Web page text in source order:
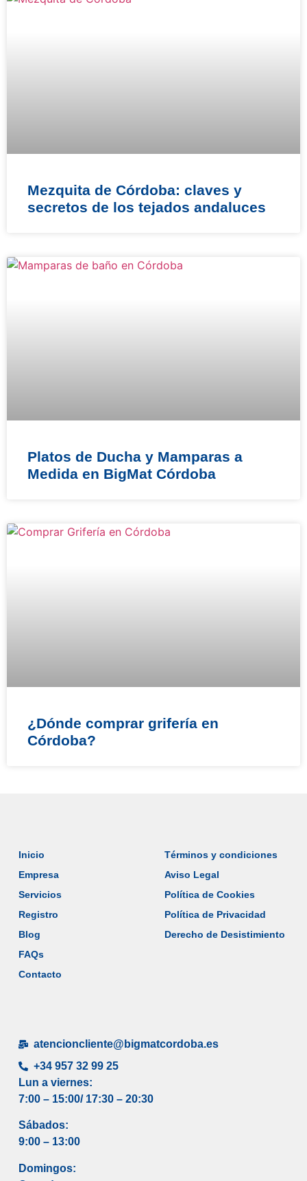
Mezquita de Córdoba: claves y
secretos de los tejados andaluces
Platos de Ducha y Mamparas a
Medida en BigMat Córdoba
¿Dónde comprar grifería en
Córdoba?
Inicio
Empresa
Servicios
Registro
Blog
FAQs
Contacto
Términos y condiciones
Aviso Legal
Política de Cookies
Política de Privacidad
Derecho de Desistimiento
atencioncliente@bigmatcordoba.es
+34 957 32 99 25
Lun a viernes:
7:00 – 15:00/ 17:30 – 20:30
Sábados:
9:00 – 13:00
Domingos: